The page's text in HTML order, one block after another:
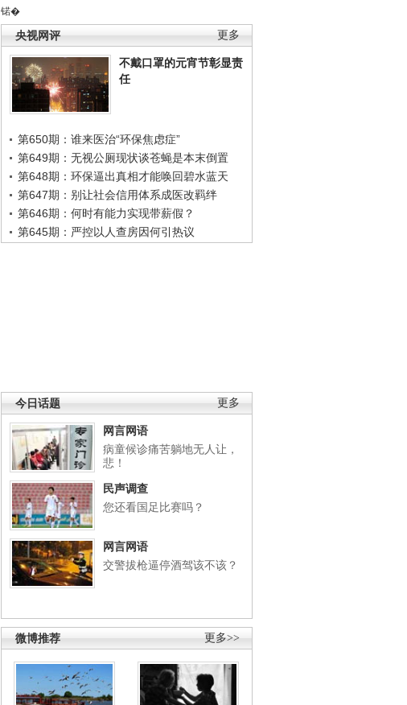
锘�
更多
央视网评
不戴口罩的元宵节彰显责
任
第650期：谁来医治“环保焦虑症”
第649期：无视公厕现状谈苍蝇是本末倒置
第648期：环保逼出真相才能唤回碧水蓝天
第647期：别让社会信用体系成医改羁绊
第646期：何时有能力实现带薪假？
第645期：严控以人查房因何引热议
更多
今日话题
网言网语
病童候诊痛苦躺地无人让，
悲！
民声调查
您还看国足比赛吗？
网言网语
交警拔枪逼停酒驾该不该？
更多>>
微博推荐